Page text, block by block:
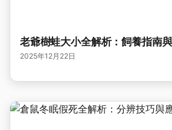
老爺樹蛙大小全解析：飼養指南
2025年12月22日